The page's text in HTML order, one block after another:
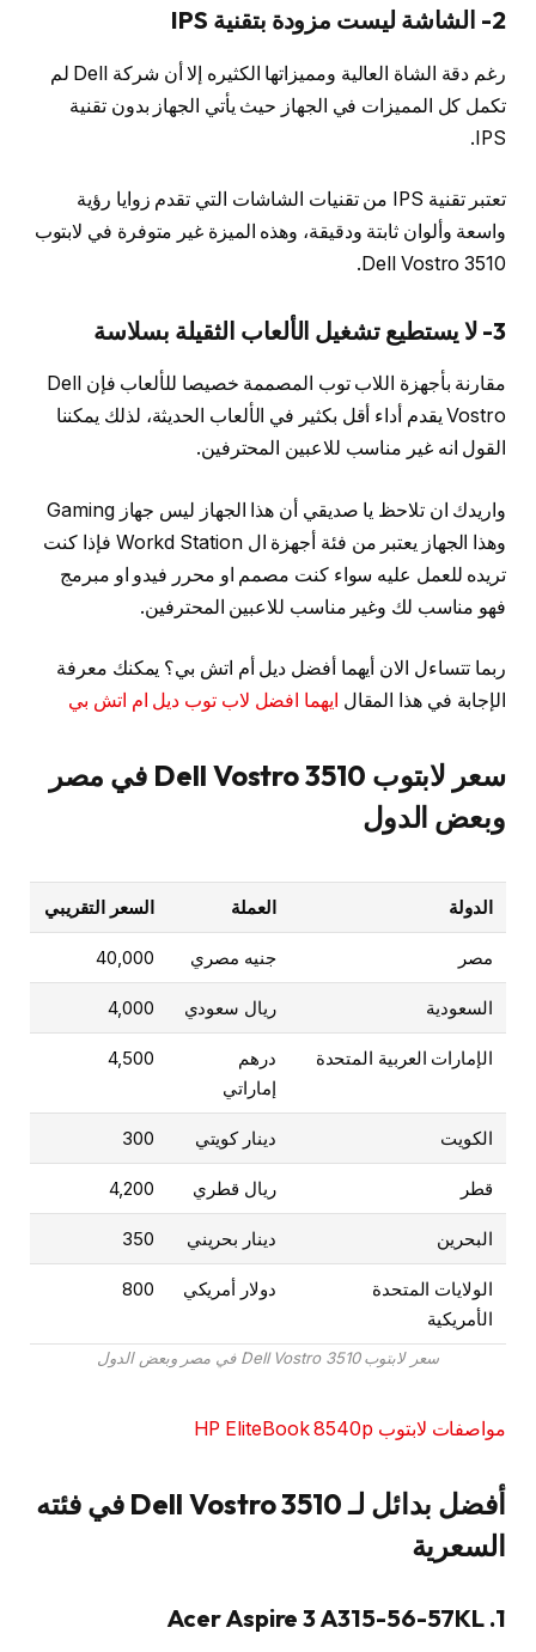
2- الشاشة ليست مزودة بتقنية IPS
رغم دقة الشاة العالية ومميزاتها الكثيره إلا أن شركة Dell لم
تكمل كل المميزات في الجهاز حيث يأتي الجهاز بدون تقنية
IPS.
تعتبر تقنية IPS من تقنيات الشاشات التي تقدم زوايا رؤية
واسعة وألوان ثابتة ودقيقة، وهذه الميزة غير متوفرة في لابتوب
Dell Vostro 3510.
3- لا يستطيع تشغيل الألعاب الثقيلة بسلاسة
مقارنة بأجهزة اللاب توب المصممة خصيصا للألعاب فإن Dell
Vostro يقدم أداء أقل بكثير في الألعاب الحديثة، لذلك يمكننا
القول انه غير مناسب للاعبين المحترفين.
واريدك ان تلاحظ يا صديقي أن هذا الجهاز ليس جهاز Gaming
وهذا الجهاز يعتبر من فئة أجهزة ال Workd Station فإذا كنت
تريده للعمل عليه سواء كنت مصمم او محرر فيدو او مبرمج
فهو مناسب لك وغير مناسب للاعبين المحترفين.
ربما تتساءل الان أيهما أفضل ديل أم اتش بي؟ يمكنك معرفة
الإجابة في هذا المقال ايهما افضل لاب توب ديل ام اتش بي
سعر لابتوب Dell Vostro 3510 في مصر
وبعض الدول
الدولة العملة السعر التقريبي
مصر جنيه مصري 40,000
السعودية ريال سعودي 4,000
الإمارات العربية المتحدة
درهم
إماراتي
4,500
الكويت دينار كويتي 300
قطر ريال قطري 4,200
البحرين دينار بحريني 350
الولايات المتحدة
الأمريكية
دولار أمريكي 800
سعر لابتوب Dell Vostro 3510 في مصر وبعض الدول
مواصفات لابتوب HP EliteBook 8540p
أفضل بدائل لـ Dell Vostro 3510 في فئته
السعرية
1. Acer Aspire 3 A315-56-57KL